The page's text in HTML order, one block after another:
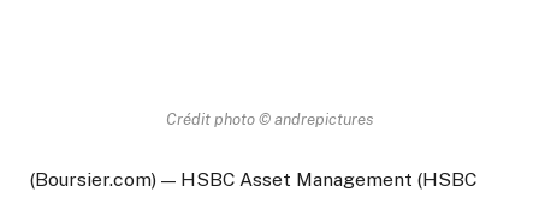
Crédit photo © andrepictures
(Boursier.com) — HSBC Asset Management (HSBC